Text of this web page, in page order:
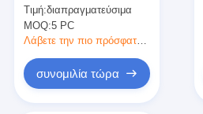
θερμότητας λιμνών
380V
Τιμή:διαπραγματεύσιμα
MOQ:5 PC
Λάβετε την πιο πρόσφατη τιμή
συνομιλία τώρα